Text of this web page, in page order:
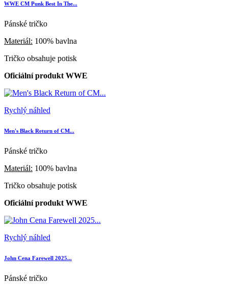
WWE CM Punk Best In The...
Pánské tričko
Materiál: 100% bavlna
Tričko obsahuje potisk
Oficiální produkt WWE
Rychlý náhled
Men's Black Return of CM...
Pánské tričko
Materiál: 100% bavlna
Tričko obsahuje potisk
Oficiální produkt WWE
Rychlý náhled
John Cena Farewell 2025...
Pánské tričko